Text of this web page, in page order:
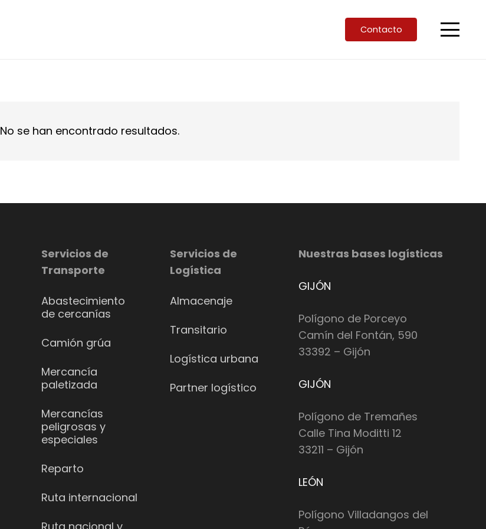
Contacto
No se han encontrado resultados.
Servicios de
Transporte
Abastecimiento
de cercanías
Camión grúa
Mercancía
paletizada
Mercancías
peligrosas y
especiales
Reparto
Ruta internacional
Servicios de
Logística
Almacenaje
Transitario
Logística urbana
Partner logístico
Nuestras bases logísticas
GIJÓN
Polígono de Porceyo
Camín del Fontán, 590
33392 – Gijón
GIJÓN
Polígono de Tremañes
Calle Tina Moditti 12
33211 – Gijón
LEÓN
Polígono Villadangos del